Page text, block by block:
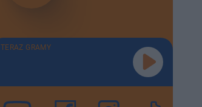
TERAZ GRAMY